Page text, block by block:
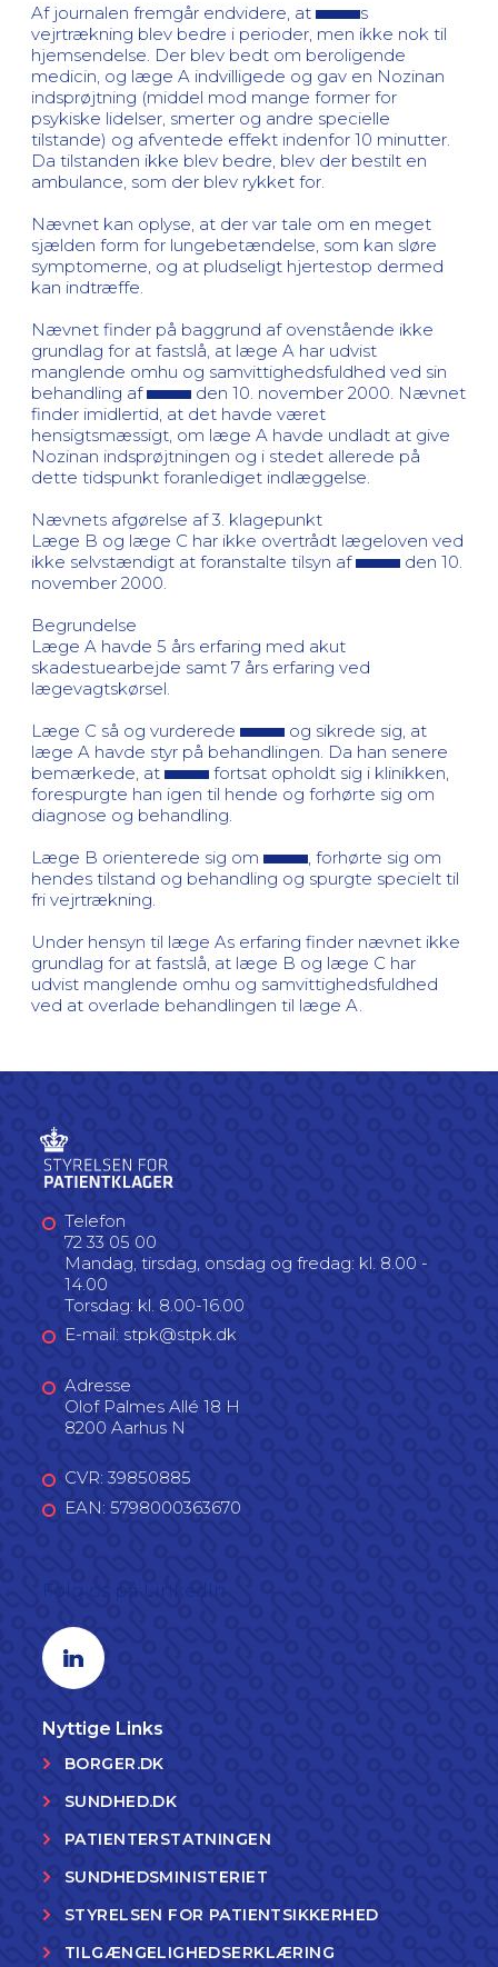
Af journalen fremgår endvidere, at
s
vejrtrækning blev bedre i perioder, men ikke nok til
hjemsendelse. Der blev bedt om beroligende
medicin, og læge A indvilligede og gav en Nozinan
indsprøjtning (middel mod mange former for
psykiske lidelser, smerter og andre specielle
tilstande) og afventede effekt indenfor 10 minutter.
Da tilstanden ikke blev bedre, blev der bestilt en
ambulance, som der blev rykket for.
Nævnet kan oplyse, at der var tale om en meget
sjælden form for lungebetændelse, som kan sløre
symptomerne, og at pludseligt hjertestop dermed
kan indtræffe.
Nævnet finder på baggrund af ovenstående ikke
grundlag for at fastslå, at læge A har udvist
manglende omhu og samvittighedsfuldhed ved sin
behandling af
den 10. november 2000. Nævnet
finder imidlertid, at det havde været
hensigtsmæssigt, om læge A havde undladt at give
Nozinan indsprøjtningen og i stedet allerede på
dette tidspunkt foranlediget indlæggelse.
Nævnets afgørelse af 3. klagepunkt
Læge B og læge C har ikke overtrådt lægeloven ved
ikke selvstændigt at foranstalte tilsyn af
den 10.
november 2000.
Begrundelse
Læge A havde 5 års erfaring med akut
skadestuearbejde samt 7 års erfaring ved
lægevagtskørsel.
Læge C så og vurderede
og sikrede sig, at
læge A havde styr på behandlingen. Da han senere
bemærkede, at
fortsat opholdt sig i klinikken,
forespurgte han igen til hende og forhørte sig om
diagnose og behandling.
Læge B orienterede sig om
, forhørte sig om
hendes tilstand og behandling og spurgte specielt til
fri vejrtrækning.
Under hensyn til læge As erfaring finder nævnet ikke
grundlag for at fastslå, at læge B og læge C har
udvist manglende omhu og samvittighedsfuldhed
ved at overlade behandlingen til læge A.
Telefon
72 33 05 00
Mandag, tirsdag, onsdag og fredag: kl. 8.00 -
14.00
Torsdag: kl. 8.00-16.00
E-mail: stpk@stpk.dk
Adresse
Olof Palmes Allé 18 H
8200 Aarhus N
CVR: 39850885
EAN: 5798000363670
Linkedin profil
Nyttige Links
BORGER.DK
SUNDHED.DK
PATIENTERSTATNINGEN
SUNDHEDSMINISTERIET
STYRELSEN FOR PATIENTSIKKERHED
TILGÆNGELIGHEDSERKLÆRING